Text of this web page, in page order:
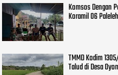
Komsos Dengan
Koramil 06 Paleleh
TMMD Kodim
Talud di Desa